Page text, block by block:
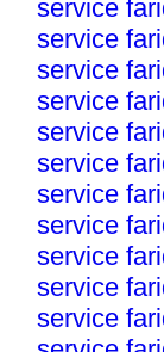
service
service
service
service
service
service
service
service
service
service
service